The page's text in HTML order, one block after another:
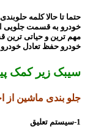
حتما تا حالا کلمه
خودرو به قسمت جلویی
مهم ترین و حیاتی
خودرو حفظ تعادل
سیبک زیر کمک
جلو بندی ماشین
1-سیستم تعلیق 7-طبق ها